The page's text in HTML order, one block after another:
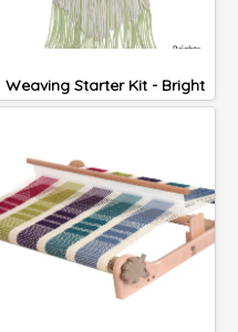
Weaving Starter Kit - Bright